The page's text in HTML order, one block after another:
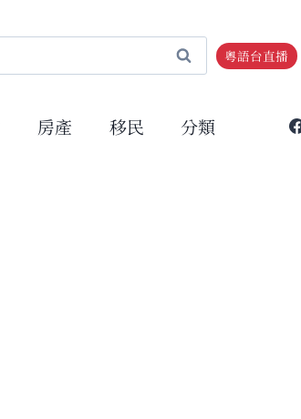
粵語台直播
房產 移民 分類